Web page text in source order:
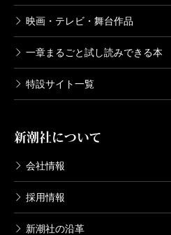
してしまった伝助だが、彼は
だ。しかし鮮烈な体験が、彼
うとする。表の世界から足を
日常に回帰するまでのストー
える闇や、命懸けの死闘も、
のに過ぎないことを、露わに
うか。輪舞形式を巧みに使い
映画・テレビ・舞台作品
一章まるごと試し読みできる本
特設サイト一覧
新潮社について
会社情報
採用情報
新潮社の沿革